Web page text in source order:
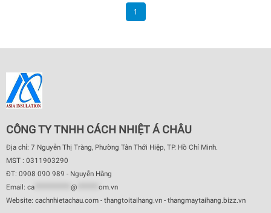
1
CÔNG TY TNHH CÁCH NHIỆT Á CHÂU
Địa chỉ: 7 Nguyễn Thị Tràng, Phường Tân Thới Hiệp, TP. Hồ Chí Minh.
MST : 0311903290
ĐT: 0908 090 989 - Nguyễn Hằng
Email: ca @
om.vn
Website: cachnhietachau.com - thangtoitaihang.vn - thangmaytaihang.bizz.vn